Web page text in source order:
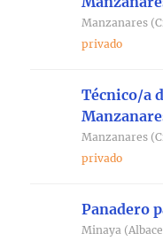
Manzanares
privado
Técnico/a
Manzanares
privado
Panadero
Minaya